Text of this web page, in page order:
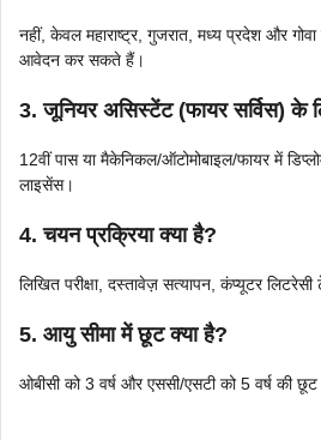
नहीं, केवल महाराष्ट्र, गुजरात, मध्य प्रदेश और गोवा
आवेदन कर सकते हैं।
3.जूनियर असिस्टेंट (फायर सर्विस) के
12वीं पास या मैकेनिकल/ऑटोमोबाइल/फायर में
लाइसेंस।
4.चयन प्रक्रिया क्या है?
लिखित परीक्षा, दस्तावेज़ सत्यापन, कंप्यूटर
5. आयु सीमा में छूट क्या है?
ओबीसी को 3 वर्ष और एससी/एसटी को 5 वर्ष की छूट